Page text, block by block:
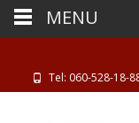
Tel: 060-528-18-
MENU